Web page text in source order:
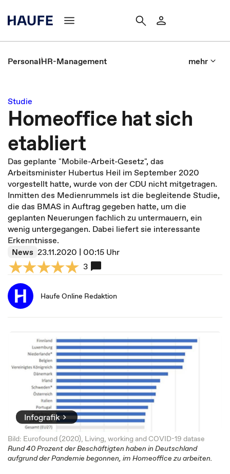
PersonalHR-Management mehr
Studie
Homeoffice hat sich
etabliert
Das geplante "Mobile-Arbeit-Gesetz", das
Arbeitsminister Hubertus Heil im September 2020
vorgestellt hatte, wurde von der CDU nicht mitgetragen.
Inmitten des Medienrummels ist die begleitende Studie,
die das BMAS in Auftrag gegeben hatte, um die
geplanten Neuerungen fachlich zu untermauern, ein
wenig untergegangen. Dabei liefert sie interessante
Erkenntnisse.
News 23.11.2020 | 00:15 Uhr
3
Haufe Online Redaktion
Infografik
Bild: Eurofound (2020), Living, working and COVID-19 datase
Rund 40 Prozent der Beschäftigten haben in Deutschland
aufgrund der Pandemie begonnen, im Homeoffice zu arbeiten.